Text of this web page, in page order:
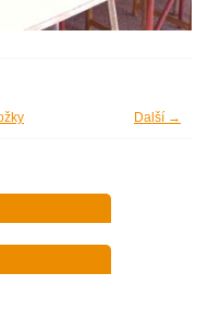
Další →